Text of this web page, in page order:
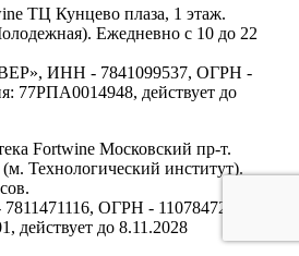
ТЦ Кунцево плаза, 1 этаж.
Ежедневно с 10 до 22
ИНН - 7841099537, ОГРН -
77РПА0014948, действует до
Fortwine Московский пр-т.
Технологический институт).
ОГРН - 1107847277438,
действует до 8.11.2028